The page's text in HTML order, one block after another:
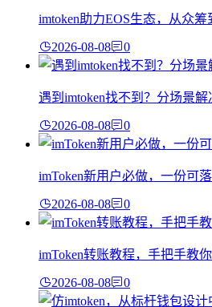
imtoken助力EOS生态，从众
2026-08-08 0
遇到imtoken找不到？分场景
2026-08-08 0
imToken新用户必做，一份可
2026-08-08 0
imToken转账教程，手把手教
2026-08-08 0